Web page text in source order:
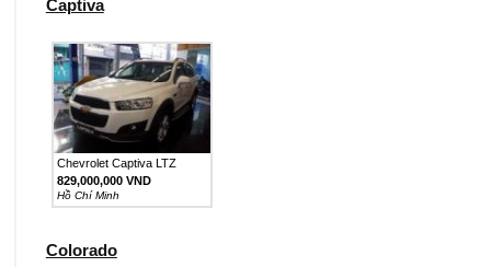
Captiva
Chevrolet Captiva LTZ
829,000,000 VND
Hồ Chí Minh
Colorado